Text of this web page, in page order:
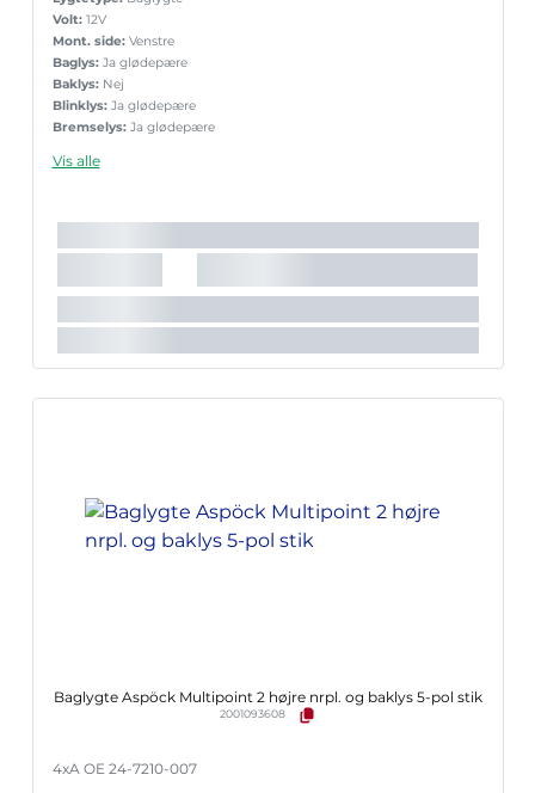
Volt: 12V
Mont. side: Venstre
Baglys: Ja glødepære
Baklys: Nej
Blinklys: Ja glødepære
Bremselys: Ja glødepære
Reflekstrekant:
Stik: 5-pol Aspöck
Lygte nr.: Multipoint 2
Vis alle
Baglygte Aspöck Multipoint 2 højre nrpl. og baklys 5-pol stik
2001093608
4xA OE 24-7210-007